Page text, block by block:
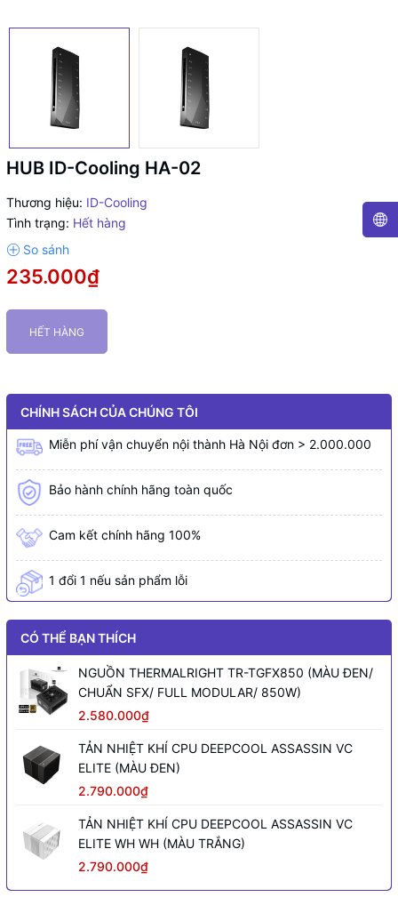
HUB ID-Cooling HA-02
Thương hiệu: ID-Cooling
Tình trạng: Hết hàng
235.000₫
HẾT HÀNG
CHÍNH SÁCH CỦA CHÚNG TÔI
Miễn phí vận chuyển nội thành Hà Nội đơn > 2.000.000
Bảo hành chính hãng toàn quốc
Cam kết chính hãng 100%
1 đổi 1 nếu sản phẩm lỗi
CÓ THỂ BẠN THÍCH
NGUỒN THERMALRIGHT TR-TGFX850 (MÀU ĐEN/
CHUẨN SFX/ FULL MODULAR/ 850W)
2.580.000₫
TẢN NHIỆT KHÍ CPU DEEPCOOL ASSASSIN VC
ELITE (MÀU ĐEN)
2.790.000₫
TẢN NHIỆT KHÍ CPU DEEPCOOL ASSASSIN VC
ELITE WH WH (MÀU TRẮNG)
2.790.000₫